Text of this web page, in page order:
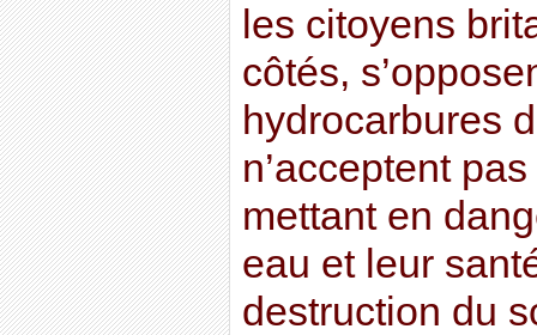
les citoyens
côtés,
hydrocarbures
n’acceptent
mettant en
eau et leur
destruction du